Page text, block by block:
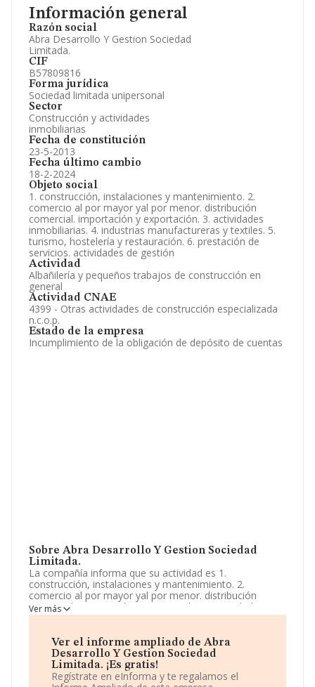
Información general
Razón social
Abra Desarrollo Y Gestion Sociedad
Limitada.
CIF
B57809816
Forma jurídica
Sociedad limitada unipersonal
Sector
Construcción y actividades
inmobiliarias
Fecha de constitución
23-5-2013
Fecha último cambio
18-2-2024
Objeto social
1. construcción, instalaciones y mantenimiento. 2.
comercio al por mayor yal por menor. distribución
comercial. importación y exportación. 3. actividades
inmobiliarias. 4. industrias manufactureras y textiles. 5.
turismo, hostelería y restauración. 6. prestación de
servicios. actividades de gestión
Actividad
Albañilería y pequeños trabajos de construcción en
general
Actividad CNAE
4399 - Otras actividades de construcción especializada
n.c.o.p.
Estado de la empresa
Incumplimiento de la obligación de depósito de cuentas
Sobre Abra Desarrollo Y Gestion Sociedad
Limitada.
La compañía informa que su actividad es 1.
construcción, instalaciones y mantenimiento. 2.
comercio al por mayor yal por menor. distribución
comercial. importación y exportación. 3. actividades
inmobiliarias. 4. industrias manufactureras y textiles. 5.
servicios. actividades de gestión. La sociedad está
inscrita en el Registro Mercantil como Sociedad
Limitada. Su actividad CNAE es 'Otras actividades de
construcción especializada n.c.o.p.' con código 4399. No
Ver más
Ver el informe ampliado de Abra
Desarrollo Y Gestion Sociedad
Limitada. ¡Es gratis!
Regístrate en eInforma y te regalamos el
Información oficial y registral complementaria.